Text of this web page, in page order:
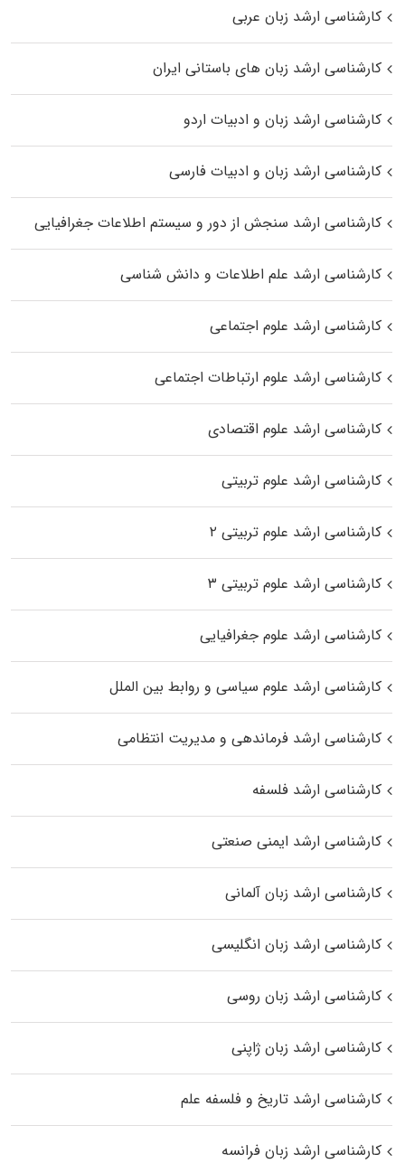
کارشناسی ارشد زبان عربی
کارشناسی ارشد زبان‌ های باستانی ایران
کارشناسی ارشد زبان و ادبیات اردو
کارشناسی ارشد زبان و ادبیات فارسی
کارشناسی ارشد سنجش از دور و سیستم اطلاعات جغرافیایی
کارشناسی ارشد علم اطلاعات و دانش شناسی
کارشناسی ارشد علوم اجتماعی
کارشناسی ارشد علوم ارتباطات اجتماعی
کارشناسی ارشد علوم اقتصادی
کارشناسی ارشد علوم تربیتی
کارشناسی ارشد علوم تربیتی ۲
کارشناسی ارشد علوم تربیتی ۳
کارشناسی ارشد علوم جغرافیایی
کارشناسی ارشد علوم سیاسی و روابط بین الملل
کارشناسی ارشد فرماندهی و مدیریت انتظامی
کارشناسی ارشد فلسفه
کارشناسی ارشد ایمنی صنعتی
کارشناسی ارشد زبان آلمانی
کارشناسی ارشد زبان انگلیسی
کارشناسی ارشد زبان روسی
کارشناسی ارشد زبان ژاپنی
کارشناسی ارشد تاریخ و فلسفه علم
کارشناسی ارشد زبان فرانسه